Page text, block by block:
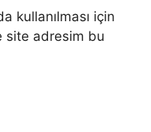
kullanılması için
site adresim bu